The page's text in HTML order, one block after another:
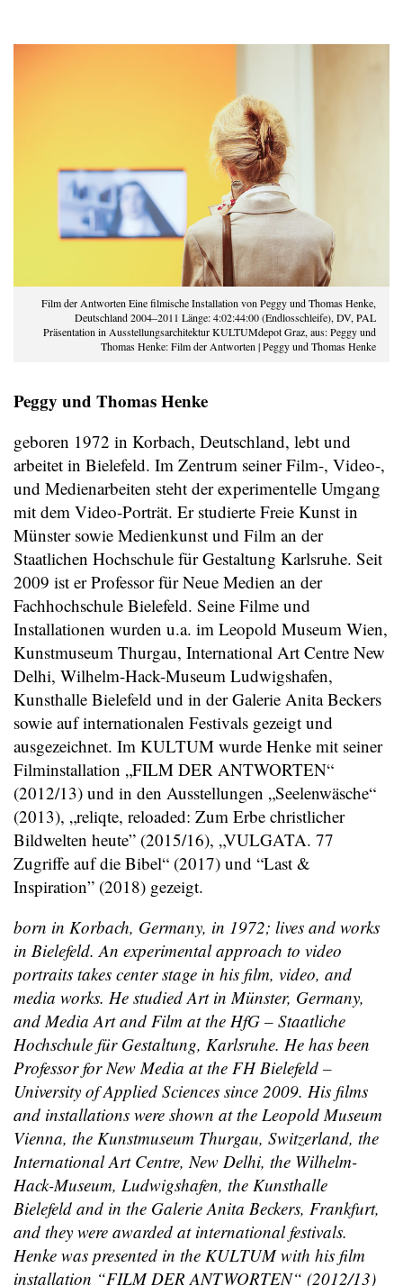
Film der Antworten Eine filmische Installation von Peggy und Thomas Henke,
Deutschland 2004–2011 Länge: 4:02:44:00 (Endlosschleife), DV, PAL
Präsentation in Ausstellungsarchitektur KULTUMdepot Graz, aus: Peggy und
Thomas Henke: Film der Antworten | Peggy und Thomas Henke
Peggy und Thomas Henke
geboren 1972 in Korbach, Deutschland, lebt und
arbeitet in Bielefeld. Im Zentrum seiner Film-, Video-,
und Medienarbeiten steht der experimentelle Umgang
mit dem Video-Porträt. Er studierte Freie Kunst in
Münster sowie Medienkunst und Film an der
Staatlichen Hochschule für Gestaltung Karlsruhe. Seit
2009 ist er Professor für Neue Medien an der
Fachhochschule Bielefeld. Seine Filme und
Installationen wurden u.a. im Leopold Museum Wien,
Kunstmuseum Thurgau, International Art Centre New
Delhi, Wilhelm-Hack-Museum Ludwigshafen,
Kunsthalle Bielefeld und in der Galerie Anita Beckers
sowie auf internationalen Festivals gezeigt und
ausgezeichnet. Im KULTUM wurde Henke mit seiner
Filminstallation „FILM DER ANTWORTEN“
(2012/13) und in den Ausstellungen „Seelenwäsche“
(2013), „reliqte, reloaded: Zum Erbe christlicher
Bildwelten heute” (2015/16), „VULGATA. 77
Zugriffe auf die Bibel“ (2017) und “Last &
Inspiration” (2018) gezeigt.
born in Korbach, Germany, in 1972; lives and works
in Bielefeld. An experimental approach to video
portraits takes center stage in his film, video, and
media works. He studied Art in Münster, Germany,
and Media Art and Film at the HfG – Staatliche
Hochschule für Gestaltung, Karlsruhe. He has been
Professor for New Media at the FH Bielefeld –
University of Applied Sciences since 2009. His films
and installations were shown at the Leopold Museum
Vienna, the Kunstmuseum Thurgau, Switzerland, the
International Art Centre, New Delhi, the Wilhelm-
Hack-Museum, Ludwigshafen, the Kunsthalle
Bielefeld and in the Galerie Anita Beckers, Frankfurt,
and they were awarded at international festivals.
Henke was presented in the KULTUM with his film
installation “FILM DER ANTWORTEN“ (2012/13)